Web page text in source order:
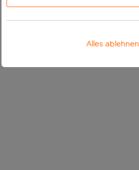
Alles ablehnen